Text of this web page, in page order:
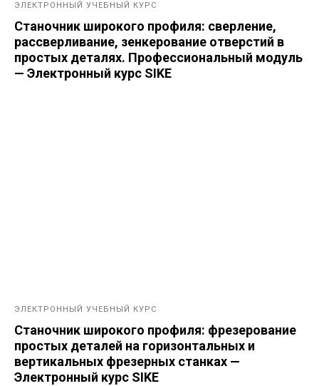
ЭЛЕКТРОННЫЙ УЧЕБНЫЙ КУРС
Станочник широкого профиля: сверление,
рассверливание, зенкерование отверстий в
простых деталях. Профессиональный модуль
— Электронный курс SIKE
ЭЛЕКТРОННЫЙ УЧЕБНЫЙ КУРС
Станочник широкого профиля: фрезерование
простых деталей на горизонтальных и
вертикальных фрезерных станках —
Электронный курс SIKE